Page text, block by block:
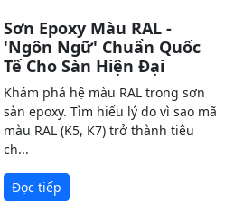
Sơn Epoxy Màu RAL -
'Ngôn Ngữ' Chuẩn Quốc
Tế Cho Sàn Hiện Đại
Khám phá hệ màu RAL trong sơn
sàn epoxy. Tìm hiểu lý do vì sao mã
màu RAL (K5, K7) trở thành tiêu
ch...
Đọc tiếp